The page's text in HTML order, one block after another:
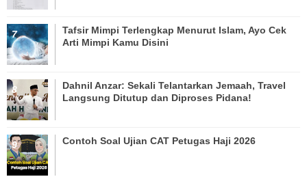
Tafsir Mimpi Terlengkap Menurut Islam, Ayo Cek
Arti Mimpi Kamu Disini
Dahnil Anzar: Sekali Telantarkan Jemaah, Travel
Langsung Ditutup dan Diproses Pidana!
Contoh Soal Ujian CAT Petugas Haji 2026